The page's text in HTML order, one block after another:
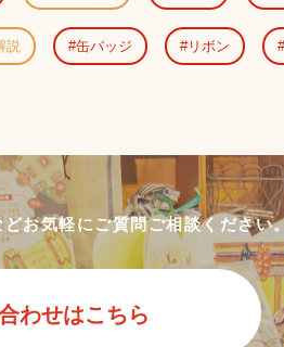
説 缶バッジ リボン
どお気軽にご質問ご相談ください
わせはこちら